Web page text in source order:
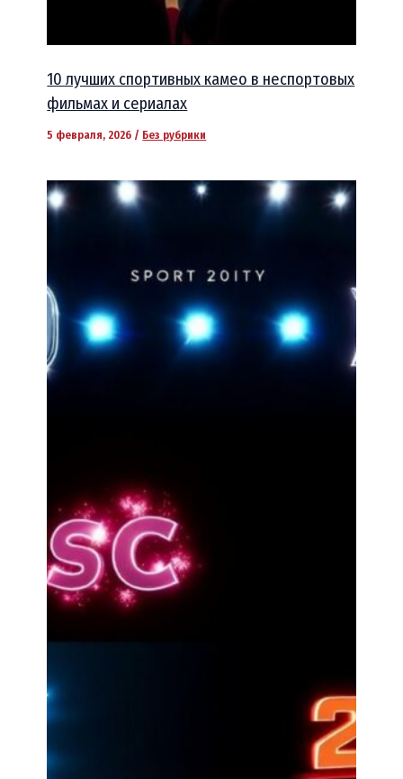
10 лучших спортивных камео в неспортовых
фильмах и сериалах
5 февраля, 2026 / Без рубрики